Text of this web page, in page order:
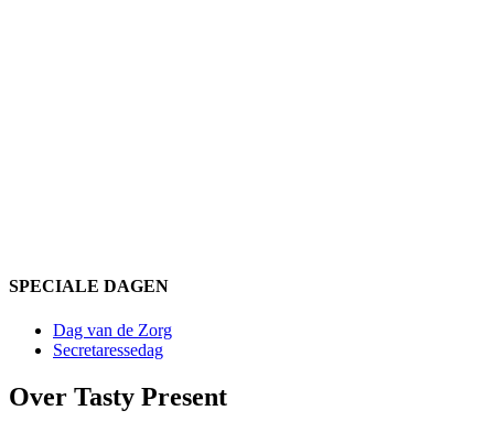
SPECIALE DAGEN
Dag van de Zorg
Secretaressedag
Over Tasty Present